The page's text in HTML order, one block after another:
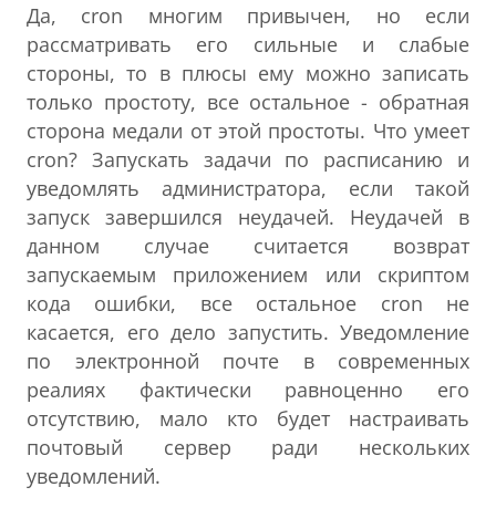
Да, сron многим привычен, но если
рассматривать его сильные и слабые
стороны, то в плюсы ему можно записать
только простоту, все остальное - обратная
сторона медали от этой простоты. Что умеет
cron? Запускать задачи по расписанию и
уведомлять администратора, если такой
запуск завершился неудачей. Неудачей в
данном случае считается возврат
запускаемым приложением или скриптом
кода ошибки, все остальное cron не
касается, его дело запустить. Уведомление
по электронной почте в современных
реалиях фактически равноценно его
отсутствию, мало кто будет настраивать
почтовый сервер ради нескольких
уведомлений.